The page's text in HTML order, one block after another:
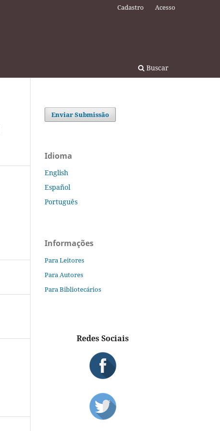
Buscar
Cadastro Acesso
Enviar Submissão
Idioma
English
Español
Português
Informações
Para Leitores
Para Autores
Para Bibliotecários
Redes Sociais